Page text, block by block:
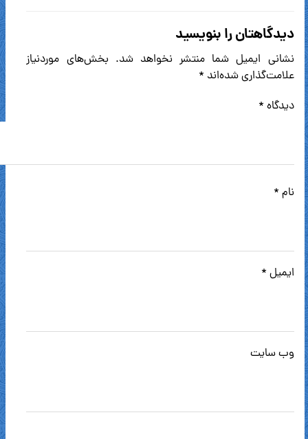
دیدگاهتان را بنویسید
نشانی ایمیل شما منتشر نخواهد شد. بخش‌های موردنیاز
علامت‌گذاری شده‌اند *
دیدگاه *
نام *
ایمیل *
وب‌ سایت